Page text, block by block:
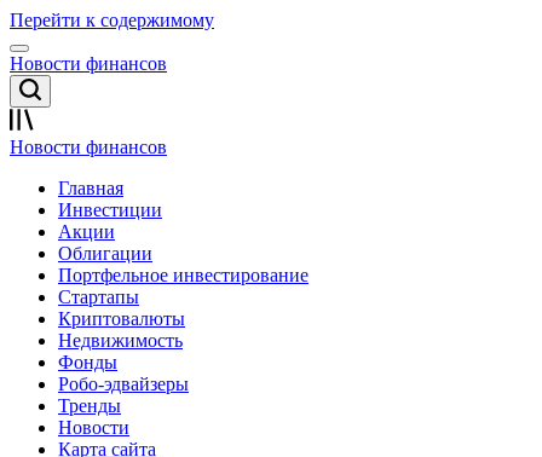
Перейти к содержимому
Новости финансов
Новости финансов
Главная
Инвестиции
Акции
Облигации
Портфельное инвестирование
Стартапы
Криптовалюты
Недвижимость
Фонды
Робо-эдвайзеры
Тренды
Новости
Карта сайта